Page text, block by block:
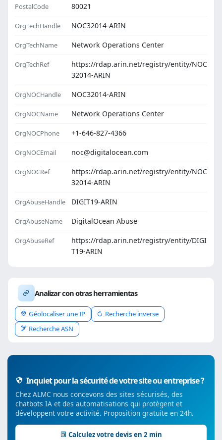
PostalCode 80021
OrgTechHandle NOC32014-ARIN
OrgTechName Network Operations Center
OrgTechRef
https://rdap.arin.net/registry/entity/NOC
32014-ARIN
OrgNOCHandle NOC32014-ARIN
OrgNOCName Network Operations Center
OrgNOCPhone +1-646-827-4366
OrgNOCEmail noc@digitalocean.com
OrgNOCRef
https://rdap.arin.net/registry/entity/NOC
32014-ARIN
OrgAbuseHandle DIGIT19-ARIN
OrgAbuseName DigitalOcean Abuse
OrgAbuseRef
https://rdap.arin.net/registry/entity/DIGI
T19-ARIN
Analizar con otras herramientas
Géolocaliser une IP
Recherche inverse
Recherche ASN
Inquiet pour la sécurité de votre site ou entreprise ?
Chez ALMC nous concevons des sites sécurisés, des
chatbots IA et des automatisations qui protègent et
développent votre activité. Proposition gratuite en 24h.
Calculez votre devis en 2 min